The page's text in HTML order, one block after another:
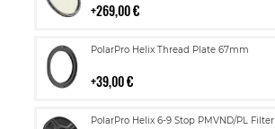
269,00 €
PolarPro Helix Thread Plate 67mm
39,00 €
Lisää
PolarPro Helix 6-9 Stop PMVND/PL Filter
Lisää